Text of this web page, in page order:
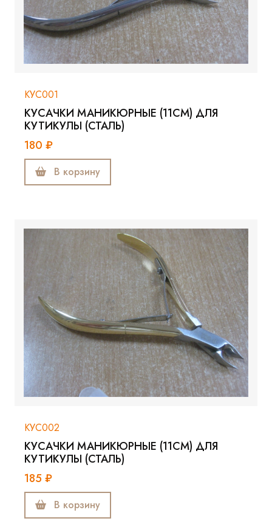
КУС001
КУСАЧКИ МАНИКЮРНЫЕ (11СМ) ДЛЯ
КУТИКУЛЫ (СТАЛЬ)
180 ₽
В корзину
КУС002
КУСАЧКИ МАНИКЮРНЫЕ (11СМ) ДЛЯ
КУТИКУЛЫ (СТАЛЬ)
185 ₽
В корзину